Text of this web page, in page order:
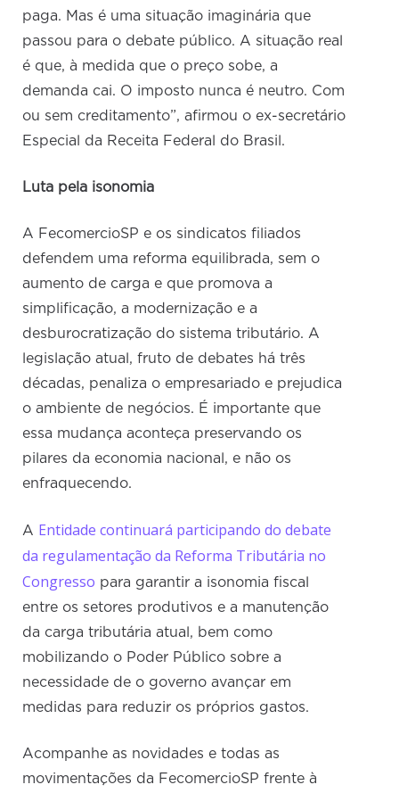
paga. Mas é uma situação imaginária que
passou para o debate público. A situação real
é que, à medida que o preço sobe, a
demanda cai. O imposto nunca é neutro. Com
ou sem creditamento”, afirmou o ex-secretário
Especial da Receita Federal do Brasil.
Luta pela isonomia
A FecomercioSP e os sindicatos filiados
defendem uma reforma equilibrada, sem o
aumento de carga e que promova a
simplificação, a modernização e a
desburocratização do sistema tributário. A
legislação atual, fruto de debates há três
décadas, penaliza o empresariado e prejudica
o ambiente de negócios. É importante que
essa mudança aconteça preservando os
pilares da economia nacional, e não os
enfraquecendo.
A Entidade continuará participando do debate
da regulamentação da Reforma Tributária no
Congresso para garantir a isonomia fiscal
entre os setores produtivos e a manutenção
da carga tributária atual, bem como
mobilizando o Poder Público sobre a
necessidade de o governo avançar em
medidas para reduzir os próprios gastos.
Acompanhe as novidades e todas as
movimentações da FecomercioSP frente à